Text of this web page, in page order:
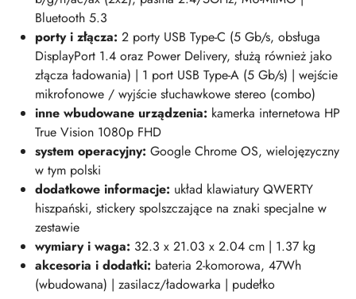
Bluetooth 5.3
porty i złącza: 2 porty USB Type-C (5 Gb/s, obsługa
DisplayPort 1.4 oraz Power Delivery, służą również jako
złącza ładowania) | 1 port USB Type-A (5 Gb/s) | wejście
mikrofonowe / wyjście słuchawkowe stereo (combo)
inne wbudowane urządzenia: kamerka internetowa HP
True Vision 1080p FHD
system operacyjny: Google Chrome OS, wielojęzyczny
w tym polski
dodatkowe informacje: układ klawiatury QWERTY
hiszpański, stickery spolszczające na znaki specjalne w
zestawie
wymiary i waga: 32.3 x 21.03 x 2.04 cm | 1.37 kg
akcesoria i dodatki: bateria 2-komorowa, 47Wh
(wbudowana) | zasilacz/ładowarka | pudełko